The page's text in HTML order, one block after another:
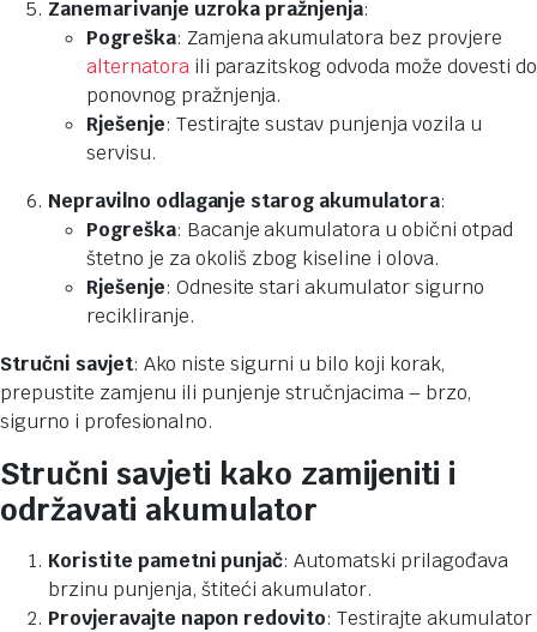
Zanemarivanje uzroka pražnjenja:
Pogreška: Zamjena akumulatora bez provjere
alternatora ili parazitskog odvoda može dovesti do
ponovnog pražnjenja.
Rješenje: Testirajte sustav punjenja vozila u
servisu.
Nepravilno odlaganje starog akumulatora:
Pogreška: Bacanje akumulatora u obični otpad
štetno je za okoliš zbog kiseline i olova.
Rješenje: Odnesite stari akumulator sigurno
recikliranje.
Stručni savjet: Ako niste sigurni u bilo koji korak,
prepustite zamjenu ili punjenje stručnjacima – brzo,
sigurno i profesionalno.
Stručni savjeti kako zamijeniti i
održavati akumulator
Koristite pametni punjač: Automatski prilagođava
brzinu punjenja, štiteći akumulator.
Provjeravajte napon redovito: Testirajte akumulator